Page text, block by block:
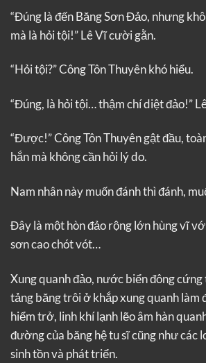
“Đúng là đến Băng Sơn Đảo, nhưng
mà là hỏi tội!” Lê Vĩ cười gằn.
“Hỏi tội?” Công Tôn Thuyên khó hiểu.
“Đúng, là hỏi tội… thậm chí diệt đảo!”
“Được!” Công Tôn Thuyên gật đầu,
hắn mà không cần hỏi lý do.
Nam nhân này muốn đánh thì đánh,
Đây là một hòn đảo rộng lớn hùng vĩ
sơn cao chót vót…
Xung quanh đảo, nước biển đông cứng
tảng băng trôi ở khắp xung quanh làm
hiểm trở, linh khí lạnh lẽo âm hàn
đường của băng hệ tu sĩ cũng như các
sinh tồn và phát triển.